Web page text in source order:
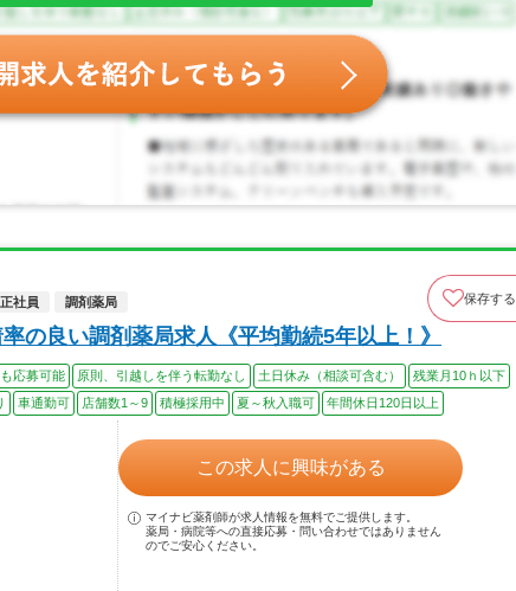
正社員 調剤薬局 保存する
の良い調剤薬局求人《平均勤続5年以上！》
応募可能 原則、引越しを伴う転勤なし 土日休み（相談可含む）
残業月10ｈ以下
車通勤可 店舗数1～9 積極採用中 夏～秋入職可 年間休日120日以上
この求人に興味がある
マイナビ薬剤師が求人情報を無料でご提供します。
薬局・病院等への直接応募・問い合わせではありません
のでご安心ください。